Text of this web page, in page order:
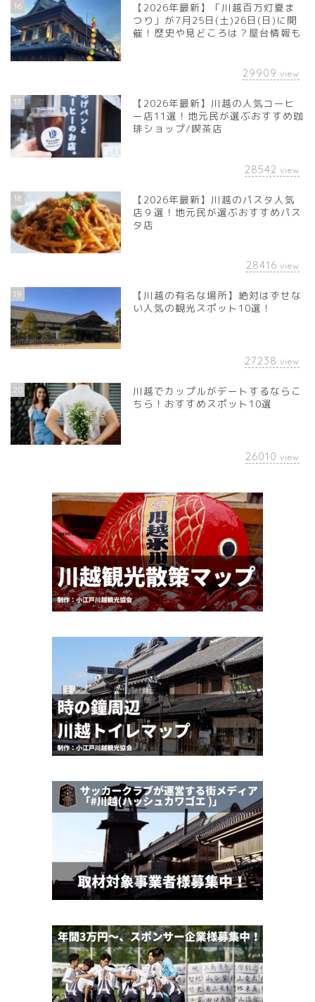
16
【2026年最新】「川越百万灯夏ま
つり」が7月25日(土)26日(日)に開
催！歴史や見どころは？屋台情報も
29909 view
17
【2026年最新】川越の人気コーヒ
ー店11選！地元民が選ぶおすすめ珈
琲ショップ/喫茶店
28542 view
18
【2026年最新】川越のパスタ人気
店９選！地元民が選ぶおすすめパス
タ店
28416 view
19
【川越の有名な場所】絶対はずせな
い人気の観光スポット10選！
27238 view
20
川越でカップルがデートするならこ
ちら！おすすめスポット10選
26010 view